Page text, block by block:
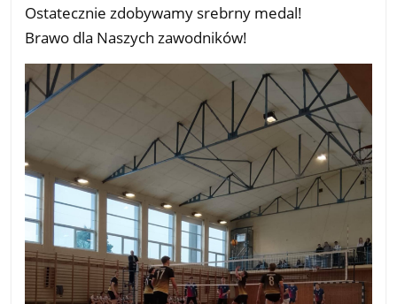
Ostatecznie zdobywamy srebrny medal!
Brawo dla Naszych zawodników!